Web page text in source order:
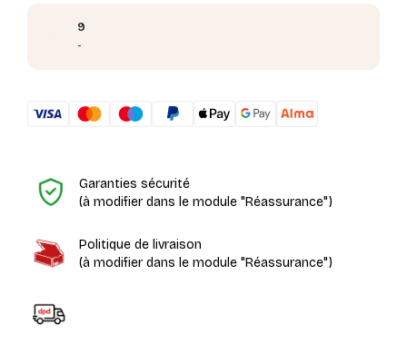
9
-
Garanties sécurité
(à modifier dans le module "Réassurance")
Politique de livraison
(à modifier dans le module "Réassurance")